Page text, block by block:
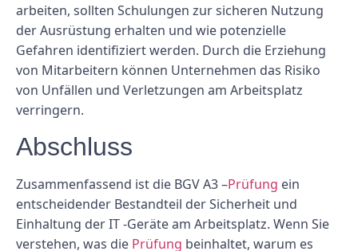
arbeiten, sollten Schulungen zur sicheren Nutzung
der Ausrüstung erhalten und wie potenzielle
Gefahren identifiziert werden. Durch die Erziehung
von Mitarbeitern können Unternehmen das Risiko
von Unfällen und Verletzungen am Arbeitsplatz
verringern.
Abschluss
Zusammenfassend ist die BGV A3 –Prüfung ein
entscheidender Bestandteil der Sicherheit und
Einhaltung der IT -Geräte am Arbeitsplatz. Wenn Sie
verstehen, was die Prüfung beinhaltet, warum es